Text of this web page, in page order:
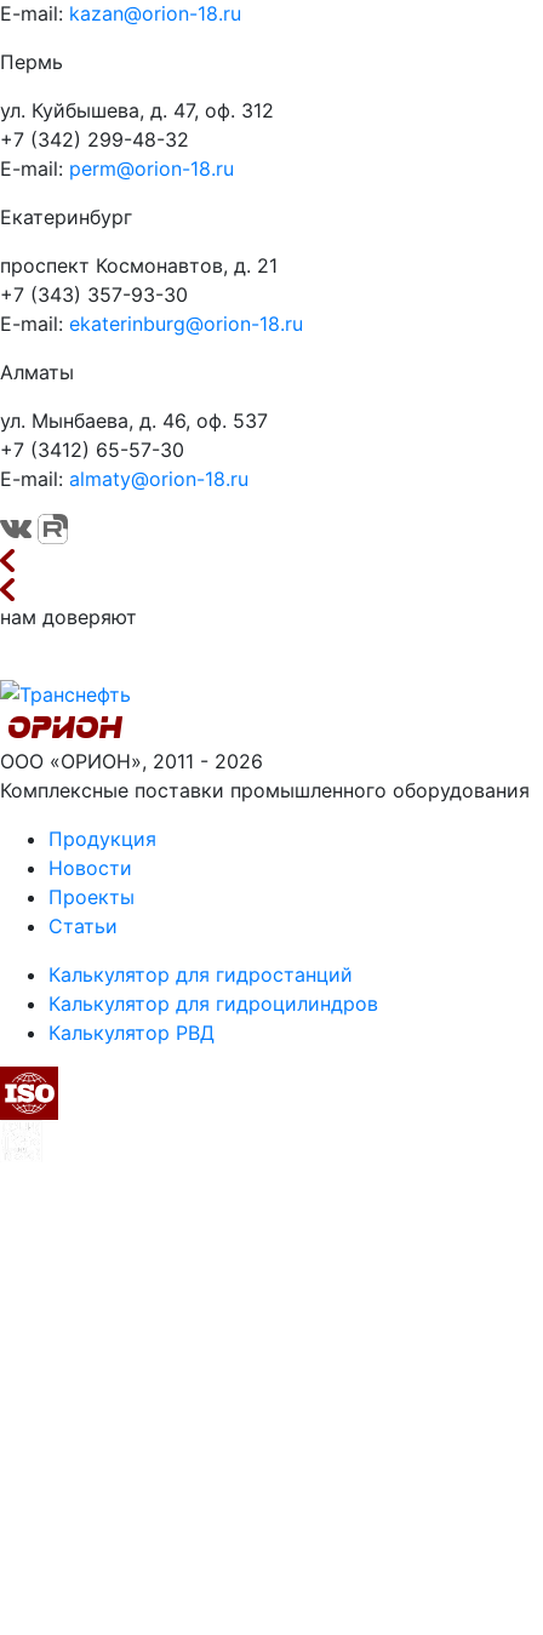
E-mail: kazan@orion-18.ru
Пермь
ул. Куйбышева, д. 47, оф. 312
+7 (342) 299-48-32
E-mail: perm@orion-18.ru
Екатеринбург
проспект Космонавтов, д. 21
+7 (343) 357-93-30
E-mail: ekaterinburg@orion-18.ru
Алматы
ул. Мынбаева, д. 46, оф. 537
+7 (3412) 65-57-30
E-mail: almaty@orion-18.ru
нам доверяют
ООО «ОРИОН», 2011 - 2026
Комплексные поставки промышленного оборудования
Продукция
Новости
Проекты
Статьи
Калькулятор для гидростанций
Калькулятор для гидроцилиндров
Калькулятор РВД